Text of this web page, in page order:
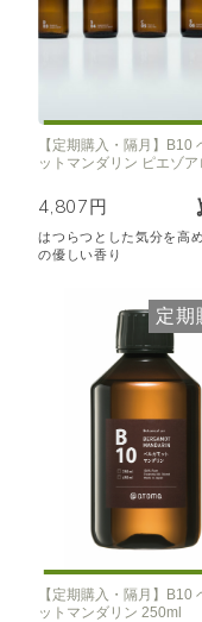
【定期購入・隔月】B10
ットマンダリン ピエゾア
4,807円
はつらつとした気分を高
の優しい香り
定期
【定期購入・隔月】B10
ットマンダリン 250ml